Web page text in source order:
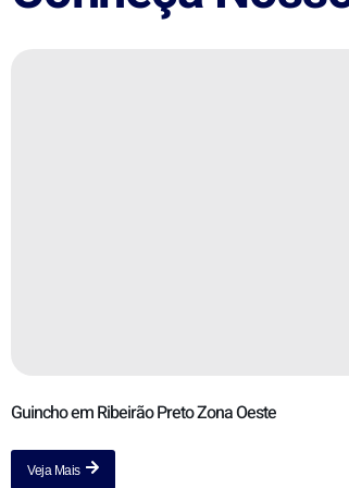
Guincho em Ribeirão Preto Zona Oeste
Veja Mais